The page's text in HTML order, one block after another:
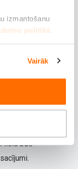
izmantošanu
politikā
Vairāk
polise vai
numuru, lai
noteiktu tā
parametrus.
VIN palīdz
liela būs